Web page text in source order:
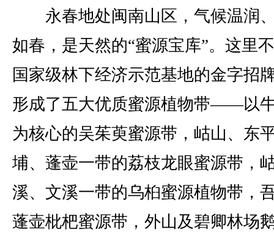
永春地处闽南山区，气候温润
如春，是天然的“蜜源宝库”。这里
国家级林下经济示范基地的金字招
形成了五大优质蜜源植物带——以
为核心的吴茱萸蜜源带，岵山、东
埔、蓬壶一带的荔枝龙眼蜜源带，
溪、文溪一带的乌桕蜜源植物带，
蓬壶枇杷蜜源带，外山及碧卿林场